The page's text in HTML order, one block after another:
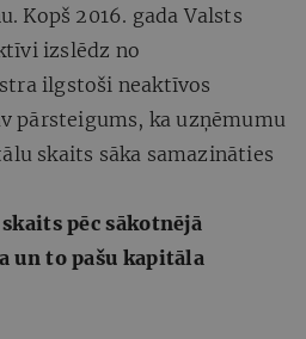
Kopš 2016. gada Valsts
izslēdz no
ilgstoši neaktīvos
pārsteigums, ka uzņēmumu
skaits sāka samazināties
pēc sākotnējā
un to pašu kapitāla